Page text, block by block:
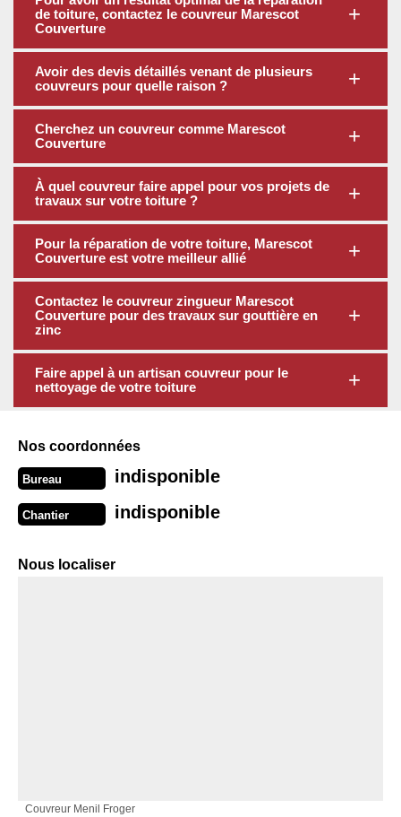
de toiture, contactez le couvreur Marescot
Couverture
Avoir des devis détaillés venant de plusieurs
couvreurs pour quelle raison ?
Cherchez un couvreur comme Marescot
Couverture
À quel couvreur faire appel pour vos projets de
travaux sur votre toiture ?
Pour la réparation de votre toiture, Marescot
Couverture est votre meilleur allié
Contactez le couvreur zingueur Marescot
Couverture pour des travaux sur gouttière en
zinc
Faire appel à un artisan couvreur pour le
nettoyage de votre toiture
Nos coordonnées
Bureau indisponible
Chantier indisponible
Nous localiser
Couvreur Menil Froger